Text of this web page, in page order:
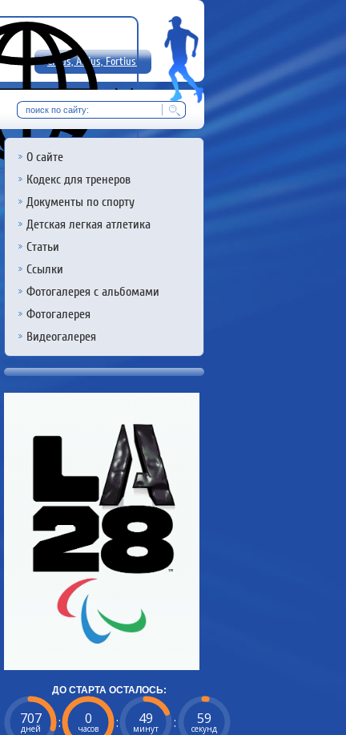
Citius, Altius, Fortius!
RU
О сайте
Кодекс для тренеров
Документы по спорту
Детская легкая атлетика
Статьи
Ссылки
Фотогалерея с альбомами
Фотогалерея
Видеогалерея
ДО СТАРТА ОСТАЛОСЬ:
707
дней : 0
часов : 49
минут : 58
секунд